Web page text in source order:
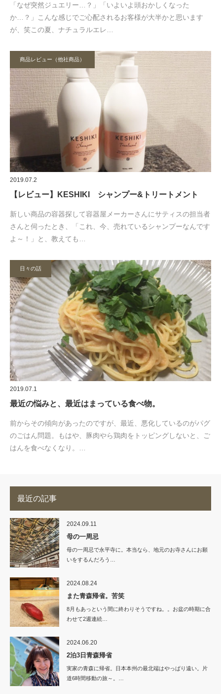
「なぜ突然ジュエリー…？」「いよいよ頭おかしくなった
か…？」こんな感じでご心配されるお客様が大半かと思います
が、笑この夏、ナチュラルエレ…
商品レビュー（他社商品）
2019.07.2
【レビュー】KESHIKI シャンプー&トリートメント
新しい商品の容器探して容器屋メーカーさんにサティスの担当者
さんと伺ったとき、「これ、今、売れているシャンプーなんです
よ～！」と、教えても…
日々の話
2019.07.1
最近の悩みと、最近はまっている食べ物。
前からその傾向があったのですが、最近、悪化しているのがパグ
のごはん問題。もはや、豚肉やら鶏肉をトッピングしないと、ご
はんを食べなくなり。…
最近の記事
2024.09.11
母の一周忌
母の一周忌で永平寺に。本当なら、地元のお寺さんにお願
いをするんだろう…
2024.08.24
また青森帰省。苦笑
8月もあっという間に終わりそうですね。。お盆の時期に合
わせて2週連続…
2024.06.20
2泊3日青森帰省
実家の青森に帰省。日本本州の最北端はやっぱり遠い。片
道6時間移動の旅～。…